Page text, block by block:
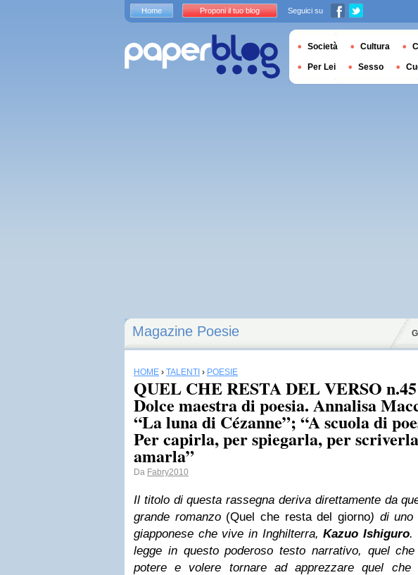
Magazine Poesie
HOME › TALENTI › POESIE
QUEL CHE RESTA DEL VERSO
Dolce maestra di poesia. Annalisa
“La luna di Cézanne”; “A scuola di
Per capirla, per spiegarla, per
amarla”
Da Fabry2010
Il titolo di questa rassegna deriva direttamente da
grande romanzo(Quel che resta del giorno) di uno
giapponese che vive in Inghilterra,Kazuo Ishiguro.
legge in questo poderoso testo narrativo, quel
potere e volere tornare ad apprezzare quel che
Home Proponi il tuo blog Seguici su
Società Cultura
Per Lei Sesso